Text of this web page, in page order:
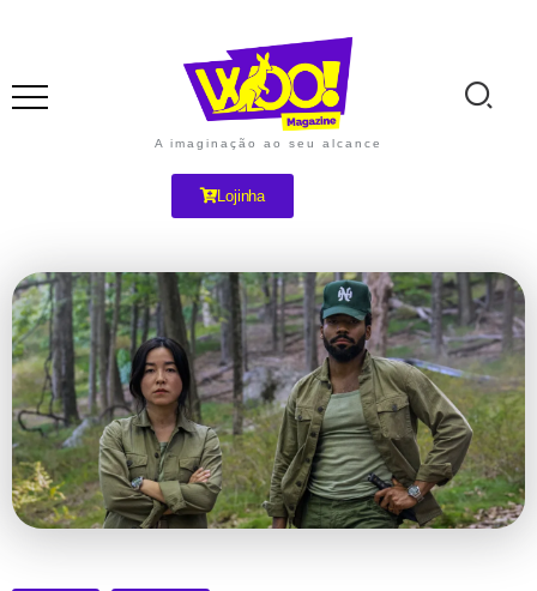
A imaginação ao seu alcance
Lojinha